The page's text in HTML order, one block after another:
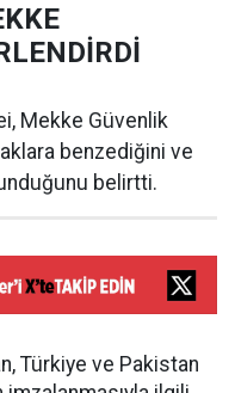
Mekke Güvenlik
benzediğini ve
belirtti.
Türkiye ve Pakistan